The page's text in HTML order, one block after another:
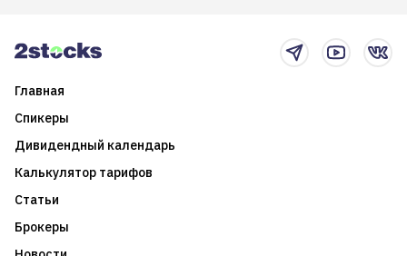
Главная
Спикеры
Дивидендный календарь
Калькулятор тарифов
Статьи
Брокеры